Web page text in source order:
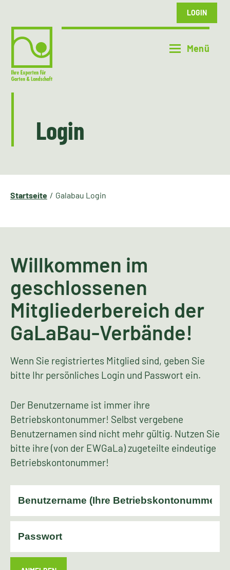
LOGIN
Login
Startseite Galabau Login
Willkommen im
geschlossenen
Mitgliederbereich der
GaLaBau-Verbände!
Wenn Sie registriertes Mitglied sind, geben Sie
bitte Ihr persönliches Login und Passwort ein.
Der Benutzername ist immer ihre
Betriebskontonummer! Selbst vergebene
Benutzernamen sind nicht mehr gültig. Nutzen Sie
bitte ihre (von der EWGaLa) zugeteilte eindeutige
Betriebskontonummer!